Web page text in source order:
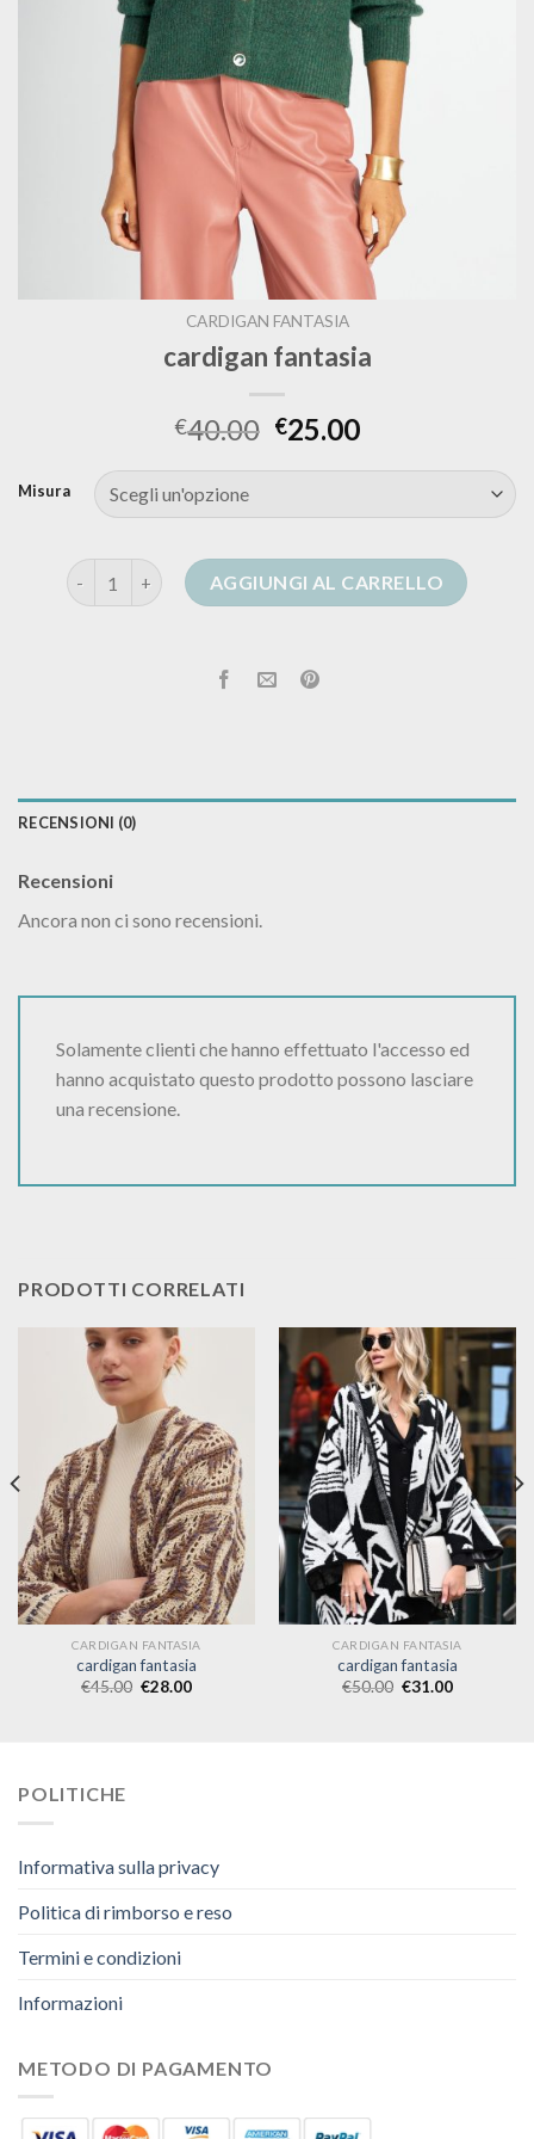
CARDIGAN FANTASIA
cardigan fantasia
€40.00 €25.00
Misura
cardigan fantasia quantitàAGGIUNGI AL CARRELLO
RECENSIONI (0)
Recensioni
Ancora non ci sono recensioni.
Solamente clienti che hanno effettuato l'accesso ed
hanno acquistato questo prodotto possono lasciare
una recensione.
PRODOTTI CORRELATI
CARDIGAN FANTASIA
cardigan fantasia
€45.00 €28.00
CARDIGAN FANTASIA
cardigan fantasia
€50.00 €31.00
POLITICHE
Informativa sulla privacy
Politica di rimborso e reso
Termini e condizioni
Informazioni
METODO DI PAGAMENTO